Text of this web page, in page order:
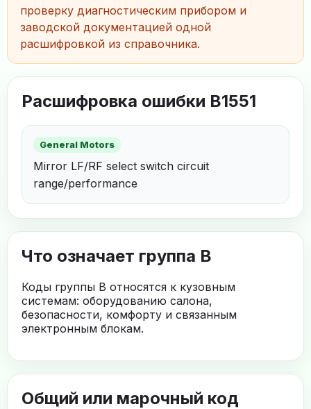
проверку диагностическим прибором и
заводской документацией одной
расшифровкой из справочника.
Расшифровка ошибки B1551
General Motors
Mirror LF/RF select switch circuit
range/performance
Что означает группа B
Коды группы B относятся к кузовным
системам: оборудованию салона,
безопасности, комфорту и связанным
электронным блокам.
Общий или марочный код